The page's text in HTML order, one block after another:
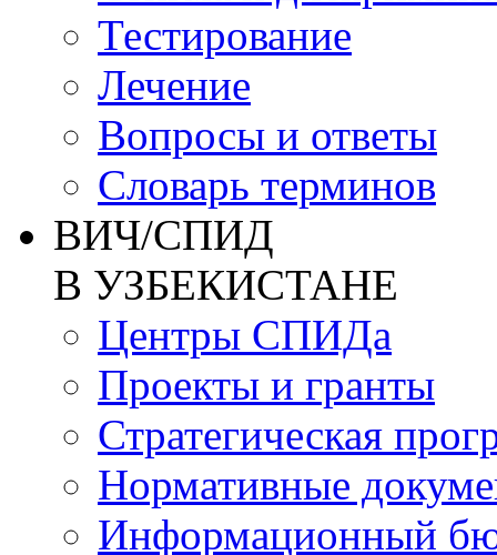
Тестирование
Лечение
Вопросы и ответы
Словарь терминов
ВИЧ/СПИД
В УЗБЕКИСТАНЕ
Центры СПИДа
Проекты и гранты
Стратегическая
Нормативные
Информационный